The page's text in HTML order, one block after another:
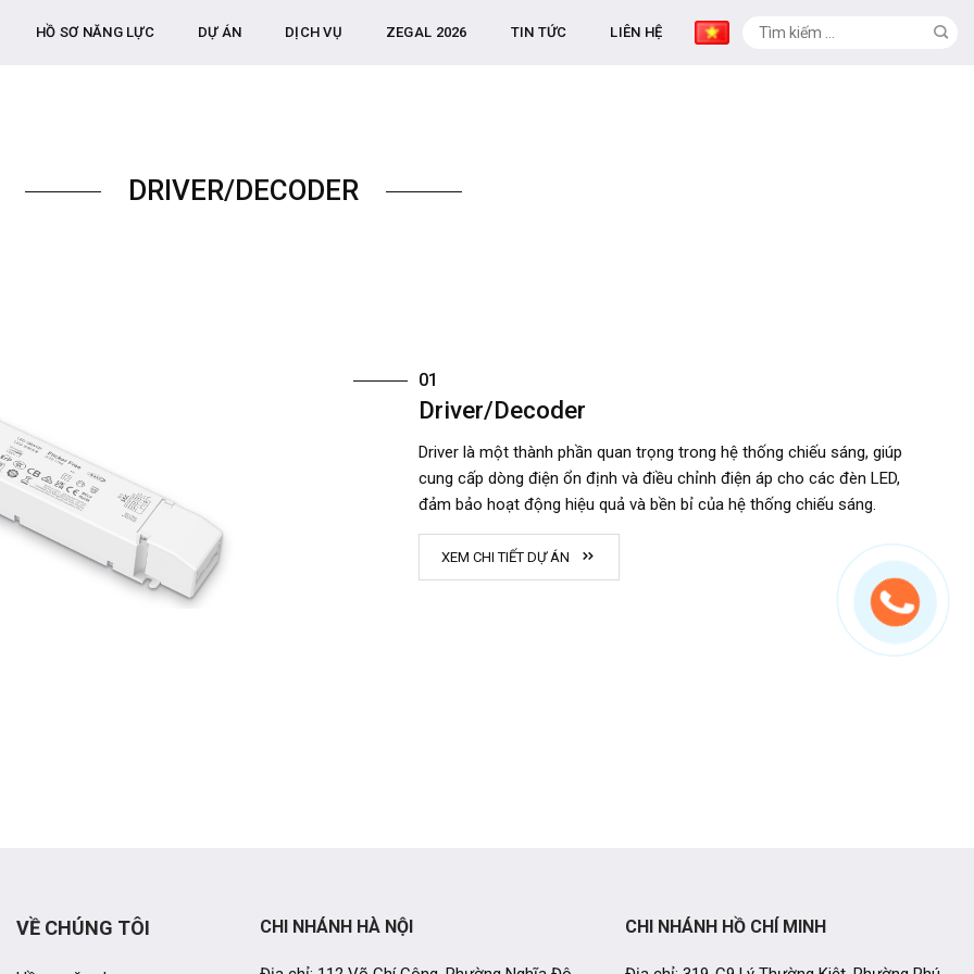
HỒ SƠ NĂNG LỰC DỰ ÁN DỊCH VỤ ZEGAL 2026 TIN TỨC LIÊN HỆ
DRIVER/DECODER
01
Driver/Decoder
Driver là một thành phần quan trọng trong hệ thống chiếu sáng, giúp
cung cấp dòng điện ổn định và điều chỉnh điện áp cho các đèn LED,
đảm bảo hoạt động hiệu quả và bền bỉ của hệ thống chiếu sáng.
XEM CHI TIẾT DỰ ÁN
VỀ CHÚNG TÔI CHI NHÁNH HÀ NỘI CHI NHÁNH HỒ CHÍ MINH